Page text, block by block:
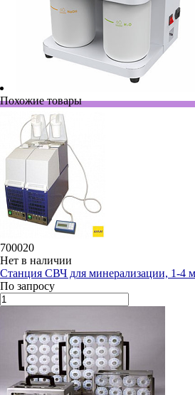
Похожие товары
700020
Нет в наличии
Станция СВЧ для минерализации, 1-4
По запросу